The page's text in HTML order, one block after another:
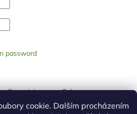
cookie. Dalším procházením
password
Our origin page Galery